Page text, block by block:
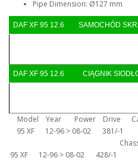
Pipe Dimension: Ø127 mm
DAF XF 95 12.6 SAMOCHÓD
DAF XF 95 12.6 CIĄGNIK
Model Year Power Drive
95 XF
12-96 > 08-02 381/-1
95 XF
12-96 > 08-02 428/-1